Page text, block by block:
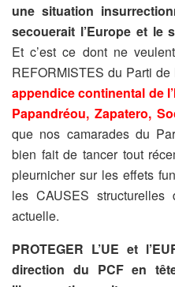
une situation
secouerait l’Europe et le
Et c’est ce dont ne
REFORMISTES du Parti
appendice continental de
Papandréou, Zapatero,
que nos camarades du
bien fait de tancer tout
pleurnicher sur les effets
les CAUSES
actuelle.
PROTEGER L’UE et
direction du PCF en